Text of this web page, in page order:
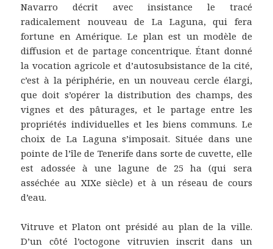
Navarro décrit avec insistance le tracé
radicalement nouveau de La Laguna, qui fera
fortune en Amérique. Le plan est un modèle de
diffusion et de partage concentrique. Étant donné
la vocation agricole et d’autosubsistance de la cité,
c’est à la périphérie, en un nouveau cercle élargi,
que doit s’opérer la distribution des champs, des
vignes et des pâturages, et le partage entre les
propriétés individuelles et les biens communs. Le
choix de La Laguna s’imposait. Située dans une
pointe de l’île de Tenerife dans sorte de cuvette, elle
est adossée à une lagune de 25 ha (qui sera
asséchée au XIXe siècle) et à un réseau de cours
d’eau.
Vitruve et Platon ont présidé au plan de la ville.
D’un côté l’octogone vitruvien inscrit dans un